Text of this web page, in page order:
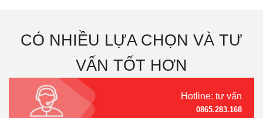
CÓ NHIỀU LỰA CHỌN VÀ TƯ
VẤN TỐT HƠN
Hotline: tư vấn
0865.283.168